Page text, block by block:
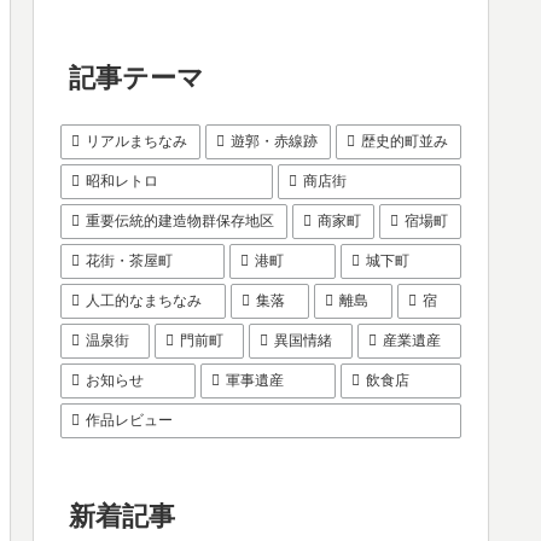
記事テーマ
リアルまちなみ 遊郭・赤線跡 歴史的町並み
昭和レトロ 商店街
重要伝統的建造物群保存地区 商家町 宿場町
花街・茶屋町 港町 城下町
人工的なまちなみ 集落 離島 宿
温泉街 門前町 異国情緒 産業遺産
お知らせ 軍事遺産 飲食店
作品レビュー
新着記事